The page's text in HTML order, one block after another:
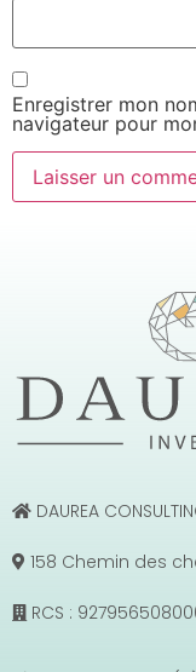
Enregistrer mon
navigateur pour
DAUREA
158 Chemin des
RCS :